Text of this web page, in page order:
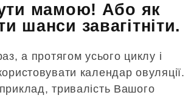
мамою! Або як
шанси завагітніти.
а протягом усього циклу і
календар овуляції.
тривалість Вашого